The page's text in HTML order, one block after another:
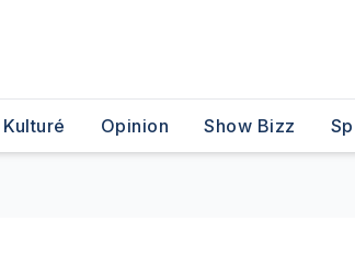
Kulturé Opinion Show Bizz